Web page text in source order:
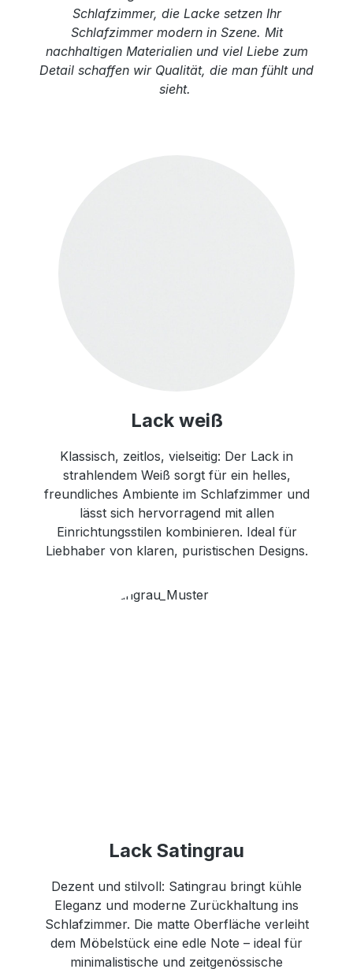
Schlafzimmer, die Lacke setzen Ihr
Schlafzimmer modern in Szene. Mit
nachhaltigen Materialien und viel Liebe zum
Detail schaffen wir Qualität, die man fühlt und
sieht.
Lack weiß
Klassisch, zeitlos, vielseitig: Der Lack in
strahlendem Weiß sorgt für ein helles,
freundliches Ambiente im Schlafzimmer und
lässt sich hervorragend mit allen
Einrichtungsstilen kombinieren. Ideal für
Liebhaber von klaren, puristischen Designs.
Lack Satingrau
Dezent und stilvoll: Satingrau bringt kühle
Eleganz und moderne Zurückhaltung ins
Schlafzimmer. Die matte Oberfläche verleiht
dem Möbelstück eine edle Note – ideal für
minimalistische und zeitgenössische